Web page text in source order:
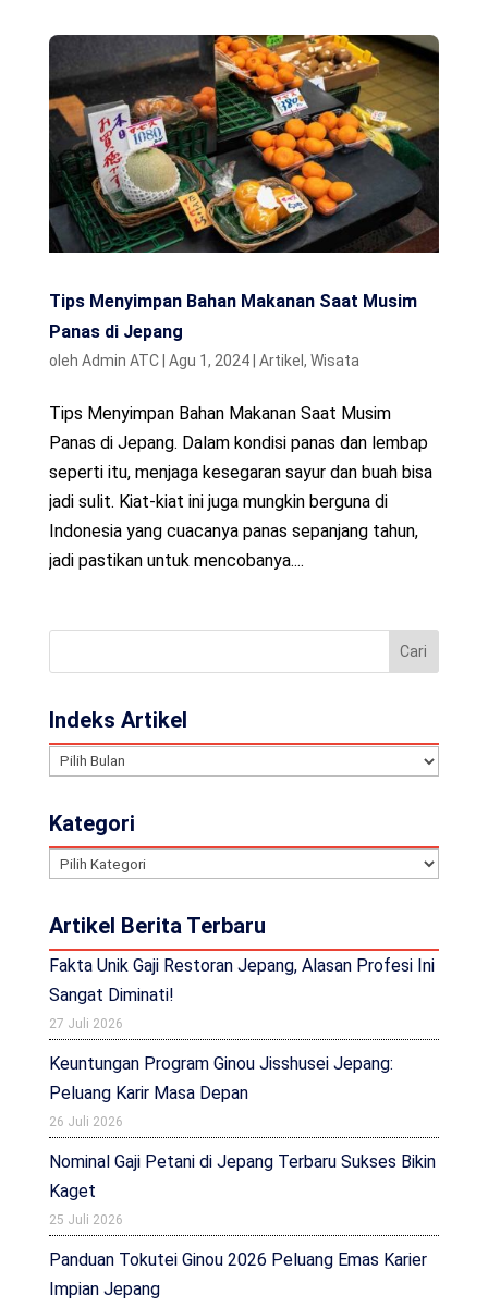
Tips Menyimpan Bahan Makanan Saat Musim
Panas di Jepang
oleh Admin ATC| Agu 1, 2024| Artikel , Wisata
Tips Menyimpan Bahan Makanan Saat Musim
Panas di Jepang. Dalam kondisi panas dan lembap
seperti itu, menjaga kesegaran sayur dan buah bisa
jadi sulit. Kiat-kiat ini juga mungkin berguna di
Indonesia yang cuacanya panas sepanjang tahun,
jadi pastikan untuk mencobanya....
Indeks Artikel
Indeks
Kategori
Kategori
Artikel Berita Terbaru
Fakta Unik Gaji Restoran Jepang, Alasan Profesi Ini
Sangat Diminati!
27 Juli 2026
Keuntungan Program Ginou Jisshusei Jepang:
Peluang Karir Masa Depan
26 Juli 2026
Nominal Gaji Petani di Jepang Terbaru Sukses Bikin
Kaget
25 Juli 2026
Panduan Tokutei Ginou 2026 Peluang Emas Karier
Impian Jepang